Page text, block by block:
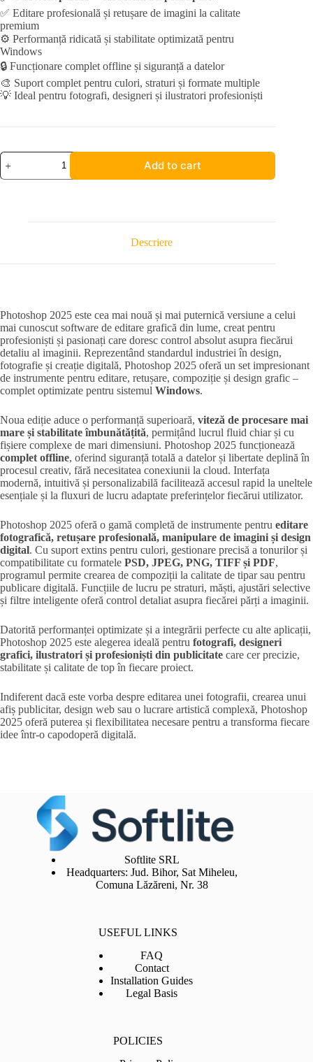
✅ Editare profesională și retușare de imagini la calitate
premium
⚙️ Performanță ridicată și stabilitate optimizată pentru
Windows
🔒 Funcționare complet offline și siguranță a datelor
🎨 Suport complet pentru culori, straturi și formate multiple
💡 Ideal pentru fotografi, designeri și ilustratori profesioniști
Photoshop
2025
I
Add to cart
Descriere
Photoshop 2025 este cea mai nouă și mai puternică versiune a celui
mai cunoscut software de editare grafică din lume, creat pentru
profesioniști și pasionați care doresc control absolut asupra fiecărui
detaliu al imaginii. Reprezentând standardul industriei în design,
fotografie și creație digitală, Photoshop 2025 oferă un set impresionant
de instrumente pentru editare, retușare, compoziție și design grafic –
complet optimizate pentru sistemul Windows.
Noua ediție aduce o performanță superioară, viteză de procesare mai
mare și stabilitate îmbunătățită, permițând lucrul fluid chiar și cu
fișiere complexe de mari dimensiuni. Photoshop 2025 funcționează
complet offline, oferind siguranță totală a datelor și libertate deplină în
procesul creativ, fără necesitatea conexiunii la cloud. Interfața
modernă, intuitivă și personalizabilă facilitează accesul rapid la uneltele
esențiale și la fluxuri de lucru adaptate preferințelor fiecărui utilizator.
Photoshop 2025 oferă o gamă completă de instrumente pentru editare
fotografică, retușare profesională, manipulare de imagini și design
digital. Cu suport extins pentru culori, gestionare precisă a tonurilor și
compatibilitate cu formatele PSD, JPEG, PNG, TIFF și PDF,
programul permite crearea de compoziții la calitate de tipar sau pentru
publicare digitală. Funcțiile de lucru pe straturi, măști, ajustări selective
și filtre inteligente oferă control detaliat asupra fiecărei părți a imaginii.
Datorită performanței optimizate și a integrării perfecte cu alte aplicații,
Photoshop 2025 este alegerea ideală pentru fotografi, designeri
grafici, ilustratori și profesioniști din publicitate care cer precizie,
stabilitate și calitate de top în fiecare proiect.
Indiferent dacă este vorba despre editarea unei fotografii, crearea unui
afiș publicitar, design web sau o lucrare artistică complexă, Photoshop
2025 oferă puterea și flexibilitatea necesare pentru a transforma fiecare
idee într-o capodoperă digitală.
Softlite SRL
Headquarters: Jud. Bihor, Sat Miheleu,
Comuna Lăzăreni, Nr. 38
USEFUL LINKS
FAQ
Contact
Installation Guides
Legal Basis
POLICIES